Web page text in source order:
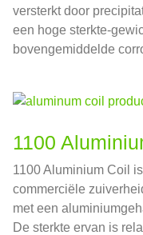
versterkt door
een hoge sterkte-
bovengemiddelde
1100
1100 Aluminium Coil
commerciële
met een
De sterkte ervan is